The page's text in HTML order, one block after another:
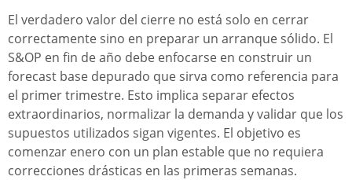
El verdadero valor del cierre no está solo en cerrar
correctamente sino en preparar un arranque sólido. El
S&OP en fin de año debe enfocarse en construir un
forecast base depurado que sirva como referencia para
el primer trimestre. Esto implica separar efectos
extraordinarios, normalizar la demanda y validar que los
supuestos utilizados sigan vigentes. El objetivo es
comenzar enero con un plan estable que no requiera
correcciones drásticas en las primeras semanas.